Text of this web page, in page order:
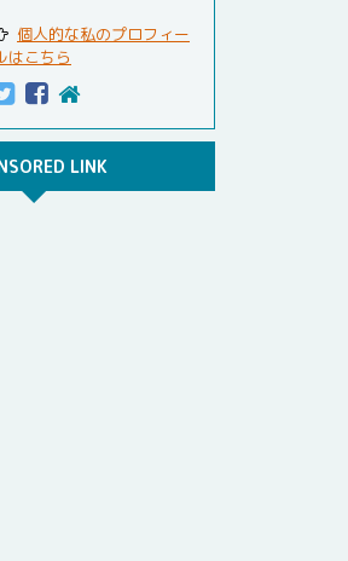
個人的な私のプロフィー
はこちら
LINK